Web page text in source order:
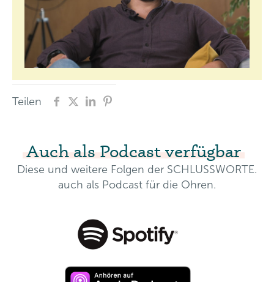
Teilen
Auch als Podcast verfügbar
Diese und weitere Folgen der SCHLUSSWORTE.
auch als Podcast für die Ohren.